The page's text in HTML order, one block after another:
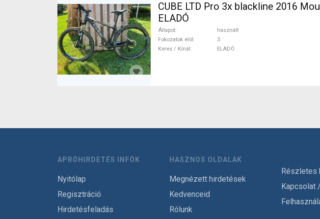
CUBE LTD Pro 3x blackline 2016
ELADÓ
Állapot
használt
Fokozatok elöl
3
Keres / Kínál
ELADÓ
APRÓHIRDETÉS INFÓK
Nyitólap
Regisztráció
Hirdetésfeladás
HASZNOS OLDALAK
Megnézett hirdetések
Kedvenceid
Rólunk
Részletes
Kapcsolat